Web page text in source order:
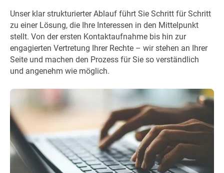
Unser klar strukturierter Ablauf führt Sie Schritt für Schritt
zu einer Lösung, die Ihre Interessen in den Mittelpunkt
stellt. Von der ersten Kontaktaufnahme bis hin zur
engagierten Vertretung Ihrer Rechte – wir stehen an Ihrer
Seite und machen den Prozess für Sie so verständlich
und angenehm wie möglich.